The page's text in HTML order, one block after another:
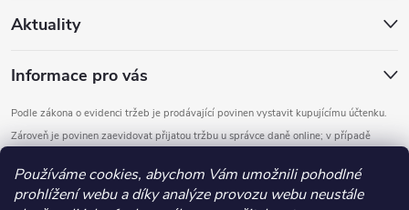
Používáme cookies, abychom Vám umožnili pohodlné
prohlížení webu a díky analýze provozu webu neustále
Aktuality
Informace pro vás
Podle zákona o evidenci tržeb je prodávající povinen vystavit kupujícímu účtenku.
Zároveň je povinen zaevidovat přijatou tržbu u správce daně online; v případě